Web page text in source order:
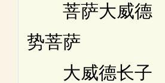
菩萨大威
势菩萨
大威德长